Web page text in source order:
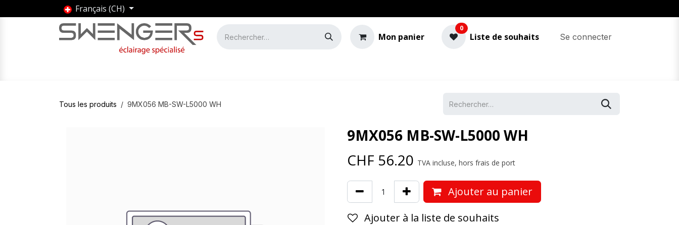
Se rendre au contenu
Français (CH)
Mon panier
0
Liste de souhaits Se connecter
Tous les produits 9MX056 MB-SW-L5000 WH
9MX056 MB-SW-L5000 WH
CHF 56.20 TVA incluse, hors frais de port
Ajouter au panier
Ajouter à la liste de souhaits